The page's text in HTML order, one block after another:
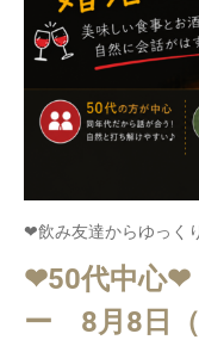
❤飲み友達からゆっく
❤50代中心❤
ー 8月8日